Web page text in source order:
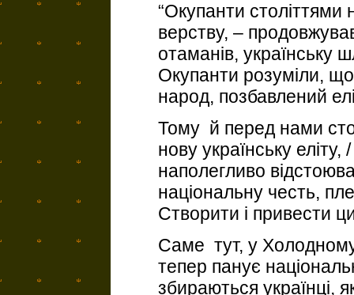
“Окупанти століттями
верству, –
отаманів, українську
Окупанти розуміли,
народ, позбавлений
Тому й перед нами
нову українську
наполегливо
національну честь,
Створити і привести
Саме тут, у Холодному
тепер панує
збираються українці,